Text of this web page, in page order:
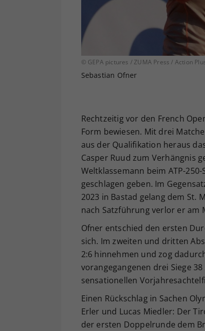
© GEPA pictures / ZUMA Press / Action
Sebastian Ofner
Rechtzeitig vor den French
Form bewiesen. Mit drei
aus der Qualifikation heraus
Casper Ruud zum Verhängnis
Weltklassemann beim ATP-
geschlagen geben. Im
2023 in Bastad gelang dem St.
nach Satzführung verlor er am
Ofner entschied den ersten
sich. Im zweiten und dritten
2:6 hinnehmen und zog
vorangegangenen drei Siege
sensationellen
Einen Rückschlag in Sachen
Erler und Lucas Miedler: Der
der ersten Doppelrunde dem